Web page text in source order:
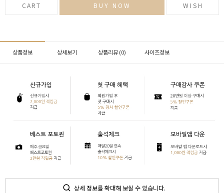
CART BUY NOW WISH
상품정보 상세보기 상품리뷰 (0) 사이즈정보
상세 정보를 확대해 보실 수 있습니다.